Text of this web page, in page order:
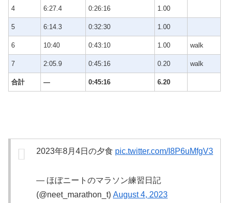
4 6:27.4 0:26:16 1.00
5 6:14.3 0:32:30 1.00
6 10:40 0:43:10 1.00 walk
7 2:05.9 0:45:16 0.20 walk
合計 — 0:45:16 6.20
2023年8月4日の夕食 pic.twitter.com/I8P6uMfgV3
— ほぼニートのマラソン練習日記
(@neet_marathon_t) August 4, 2023